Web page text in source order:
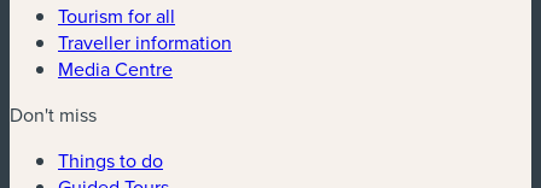
Tourism for all
Traveller information
Media Centre
Don't miss
Things to do